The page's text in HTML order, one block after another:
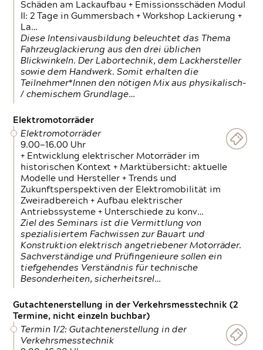
Schäden am Lackaufbau + Emissionsschäden Modul
II: 2 Tage in Gummersbach + Workshop Lackierung +
La…
Diese Intensivausbildung beleuchtet das Thema
Fahrzeuglackierung aus den drei üblichen
Blickwinkeln. Der Labortechnik, dem Lackhersteller
sowie dem Handwerk. Somit erhalten die
Teilnehmer*Innen den nötigen Mix aus physikalisch-
/ chemischem Grundlage…
Elektromotorräder
Elektromotorräder
9.00—16.00 Uhr
+ Entwicklung elektrischer Motorräder im
historischen Kontext + Marktübersicht: aktuelle
Modelle und Hersteller + Trends und
Zukunftsperspektiven der Elektromobilität im
Zweiradbereich + Aufbau elektrischer
Antriebssysteme + Unterschiede zu konv…
Ziel des Seminars ist die Vermittlung von
spezialisiertem Fachwissen zur Bauart und
Konstruktion elektrisch angetriebener Motorräder.
Sachverständige und Prüfingenieure sollen ein
tiefgehendes Verständnis für technische
Besonderheiten, sicherheitsrel…
Gutachtenerstellung in der Verkehrsmesstechnik (2
Termine, nicht einzeln buchbar)
Termin 1/2: Gutachtenerstellung in der
Verkehrsmesstechnik